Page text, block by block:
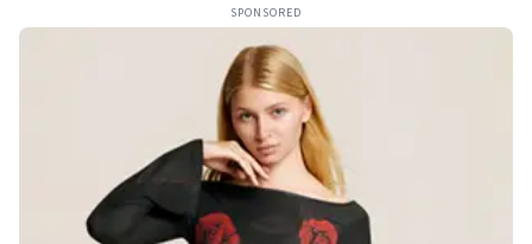
SPONSORED